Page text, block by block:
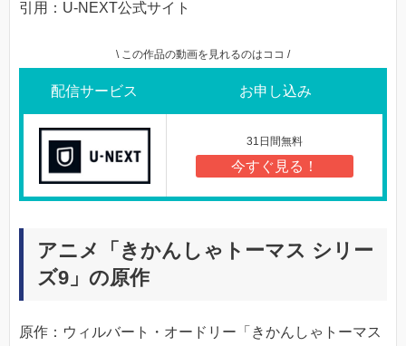
引用：U-NEXT公式サイト
\ この作品の動画を見れるのはココ /
配信サービス お申し込み
31日間無料
今すぐ見る！
アニメ「きかんしゃトーマス シリー
ズ9」の原作
原作：ウィルバート・オードリー「きかんしゃトーマス